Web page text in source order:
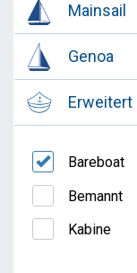
Mainsail
Genoa
Erweitert
Bareboat
Bemannt
Kabine